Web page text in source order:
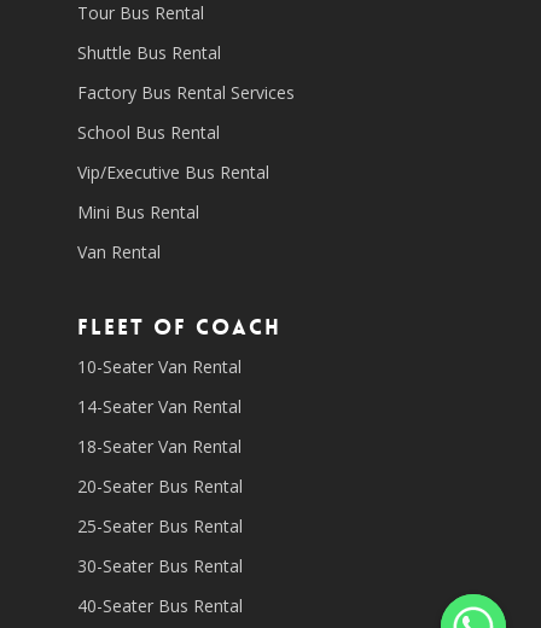
Tour Bus Rental
Shuttle Bus Rental
Factory Bus Rental Services
School Bus Rental
Vip/Executive Bus Rental
Mini Bus Rental
Van Rental
Fleet of coach
10-Seater Van Rental
14-Seater Van Rental
18-Seater Van Rental
20-Seater Bus Rental
25-Seater Bus Rental
30-Seater Bus Rental
40-Seater Bus Rental